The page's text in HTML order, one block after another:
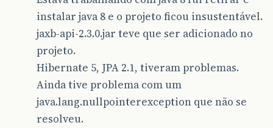
instalar java 8 e o projeto ficou insustentável.
jaxb-api-2.3.0.jar teve que ser adicionado no
projeto.
Hibernate 5, JPA 2.1, tiveram problemas.
Ainda tive problema com um
java.lang.nullpointerexception que não se
resolveu.